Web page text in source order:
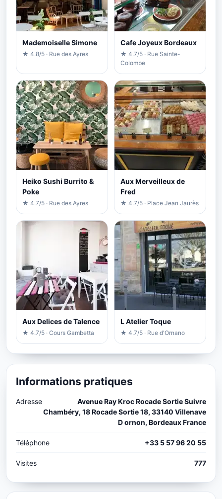
Mademoiselle Simone
★ 4.8/5 · Rue des Ayres
Cafe Joyeux Bordeaux
★ 4.7/5 · Rue Sainte-
Colombe
Heiko Sushi Burrito &
Poke
★ 4.7/5 · Rue des Ayres
Aux Merveilleux de
Fred
★ 4.7/5 · Place Jean Jaurès
Aux Delices de Talence
★ 4.7/5 · Cours Gambetta
L Atelier Toque
★ 4.7/5 · Rue d'Ornano
Informations pratiques
Adresse
Avenue Ray Kroc Rocade Sortie Suivre
Chambéry, 18 Rocade Sortie 18, 33140 Villenave
D ornon, Bordeaux France
Téléphone +33 5 57 96 20 55
Visites 777